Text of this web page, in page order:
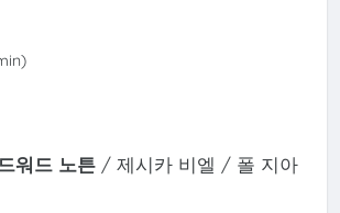
워드 노튼/ 제시카 비엘 / 폴 지아